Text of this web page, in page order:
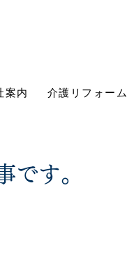
案内 介護リフォーム
です。